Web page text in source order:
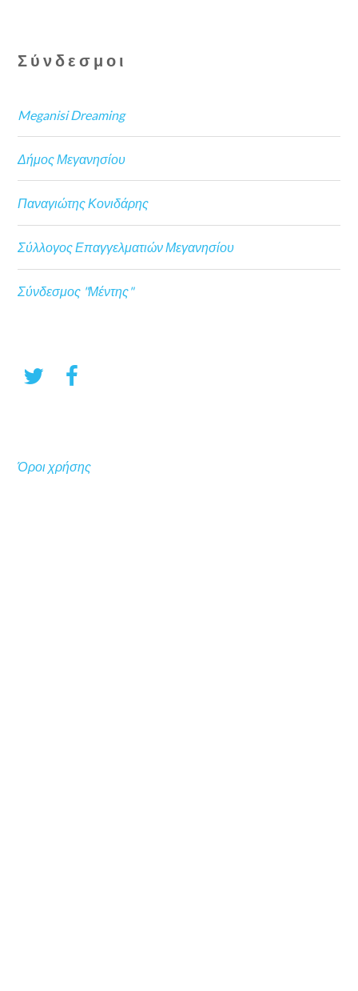
Σύνδεσμοι
Meganisi Dreaming
Δήμος Μεγανησίου
Παναγιώτης Κονιδάρης
Σύλλογος Επαγγελματιών Μεγανησίου
Σύνδεσμος "Μέντης"
Όροι χρήσης